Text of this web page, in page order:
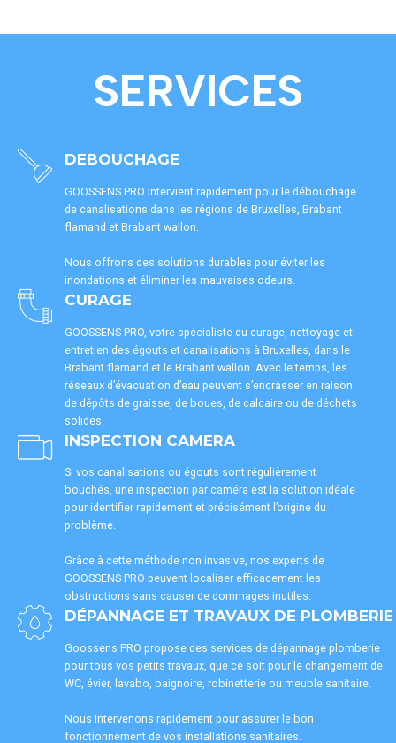
SERVICES
DEBOUCHAGE
GOOSSENS PRO intervient rapidement pour le débouchage
de canalisations dans les régions de Bruxelles, Brabant
flamand et Brabant wallon.
Nous offrons des solutions durables pour éviter les
inondations et éliminer les mauvaises odeurs.
CURAGE
GOOSSENS PRO, votre spécialiste du curage, nettoyage et
entretien des égouts et canalisations à Bruxelles, dans le
Brabant flamand et le Brabant wallon. Avec le temps, les
réseaux d’évacuation d’eau peuvent s’encrasser en raison
de dépôts de graisse, de boues, de calcaire ou de déchets
solides.
INSPECTION CAMERA
Si vos canalisations ou égouts sont régulièrement
bouchés, une inspection par caméra est la solution idéale
pour identifier rapidement et précisément l’origine du
problème.
Grâce à cette méthode non invasive, nos experts de
GOOSSENS PRO peuvent localiser efficacement les
obstructions sans causer de dommages inutiles.
DÉPANNAGE ET TRAVAUX DE PLOMBERIE
Goossens PRO propose des services de dépannage plomberie
pour tous vos petits travaux, que ce soit pour le changement de
WC, évier, lavabo, baignoire, robinetterie ou meuble sanitaire.
Nous intervenons rapidement pour assurer le bon
fonctionnement de vos installations sanitaires.